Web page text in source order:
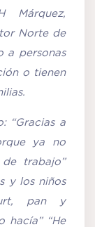
Márquez,
Norte de
a personas
o tienen
“Gracias a
ya no
trabajo”
y los niños
pan y
hacía” “He